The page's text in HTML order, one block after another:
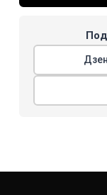
Дзен